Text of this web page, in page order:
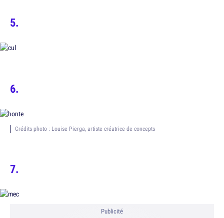
Crédits photo : Louise Pierga, artiste créatrice de concepts
Publicité